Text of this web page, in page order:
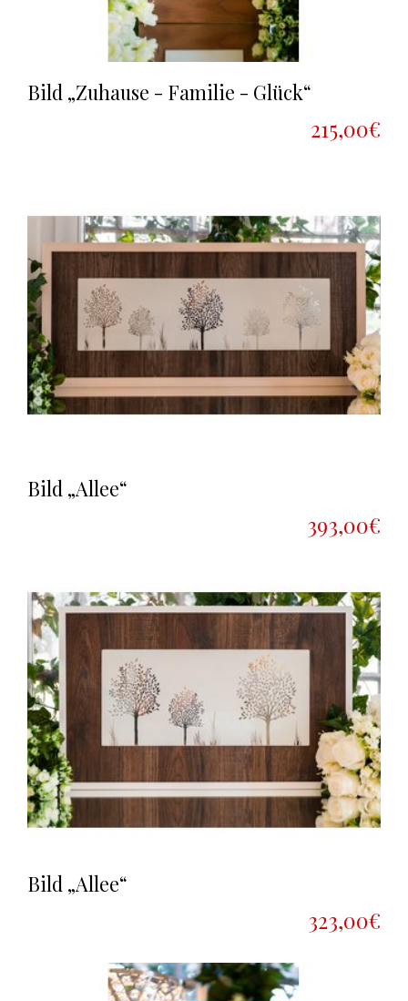
Bild „Zuhause - Familie - Glück“
215,00€
Bild „Allee“
393,00€
Bild „Allee“
323,00€